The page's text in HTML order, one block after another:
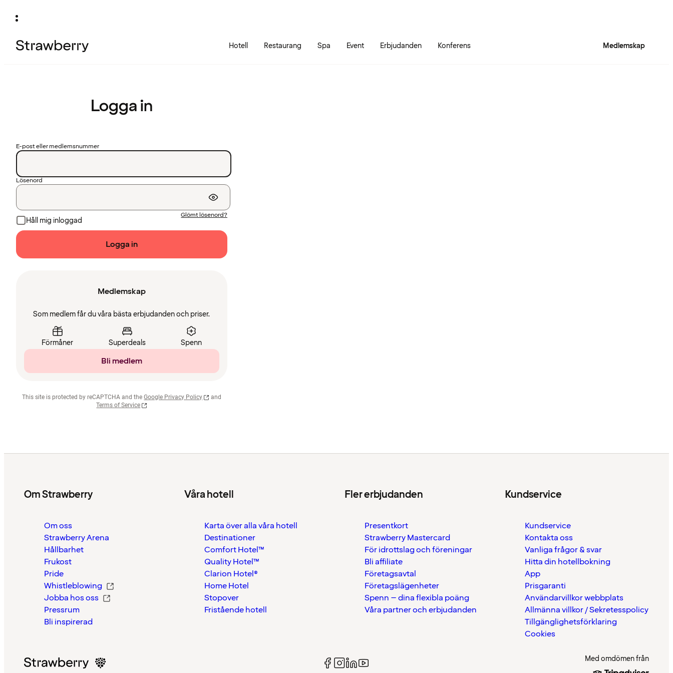
Hotell Restaurang Spa Event Erbjudanden Konferens Medlemskap
Logga in
E-post eller medlemsnummer
Lösenord
Håll mig inloggad
Glömt lösenord?
Logga in
Medlemskap
Som medlem får du våra bästa erbjudanden och priser.
Förmåner Superdeals Spenn
Bli medlem
This site is protected by reCAPTCHA and the Google Privacy Policy
and
Terms of Service
Om Strawberry
Om oss
Strawberry Arena
Hållbarhet
Frukost
Pride
Whistleblowing
Jobba hos oss
Pressrum
Bli inspirerad
Våra hotell
Karta över alla våra hotell
Destinationer
Comfort Hotel™
Quality Hotel™
Clarion Hotel®
Home Hotel
Stopover
Fristående hotell
Fler erbjudanden
Presentkort
Strawberry Mastercard
För idrottslag och föreningar
Bli affiliate
Företagsavtal
Företagslägenheter
Spenn – dina flexibla poäng
Våra partner och erbjudanden
Kundservice
Kundservice
Kontakta oss
Vanliga frågor & svar
Hitta din hotellbokning
App
Prisgaranti
Användarvillkor webbplats
Allmänna villkor / Sekretesspolicy
Tillgänglighetsförklaring
Cookies
Med omdömen från